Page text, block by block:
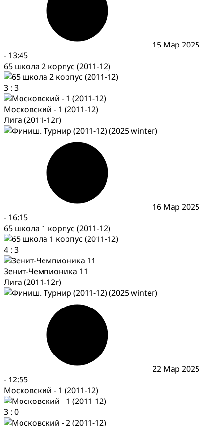
15 Мар 2025
- 13:45
65 школа 2 корпус (2011-12)
3 : 3
Московский - 1 (2011-12)
Лига (2011-12г)
16 Мар 2025
- 16:15
65 школа 1 корпус (2011-12)
4 : 3
Зенит-Чемпионика 11
Лига (2011-12г)
22 Мар 2025
- 12:55
Московский - 1 (2011-12)
3 : 0